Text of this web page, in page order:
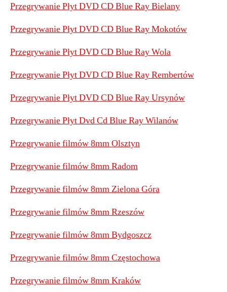
Przegrywanie Płyt DVD CD Blue Ray Bielany
Przegrywanie Płyt DVD CD Blue Ray Mokotów
Przegrywanie Płyt DVD CD Blue Ray Wola
Przegrywanie Płyt DVD CD Blue Ray Rembertów
Przegrywanie Płyt DVD CD Blue Ray Ursynów
Przegrywanie Płyt Dvd Cd Blue Ray Wilanów
Przegrywanie filmów 8mm Olsztyn
Przegrywanie filmów 8mm Radom
Przegrywanie filmów 8mm Zielona Góra
Przegrywanie filmów 8mm Rzeszów
Przegrywanie filmów 8mm Bydgoszcz
Przegrywanie filmów 8mm Częstochowa
Przegrywanie filmów 8mm Kraków